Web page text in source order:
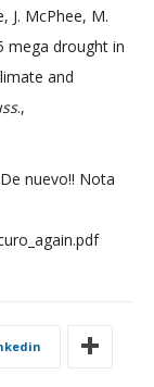
J. McPhee, M.
mega drought in
and
.,
nuevo!! Nota